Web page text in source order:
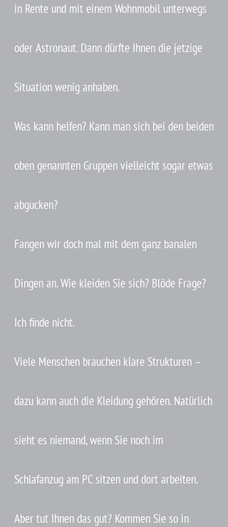
in Rente und mit einem Wohnmobil unterwegs
oder Astronaut. Dann dürfte Ihnen die jetzige
Situation wenig anhaben.
Was kann helfen? Kann man sich bei den beiden
oben genannten Gruppen vielleicht sogar etwas
abgucken?
Fangen wir doch mal mit dem ganz banalen
Dingen an. Wie kleiden Sie sich? Blöde Frage?
Ich finde nicht.
Viele Menschen brauchen klare Strukturen –
dazu kann auch die Kleidung gehören. Natürlich
sieht es niemand, wenn Sie noch im
Schlafanzug am PC sitzen und dort arbeiten.
Aber tut Ihnen das gut? Kommen Sie so in